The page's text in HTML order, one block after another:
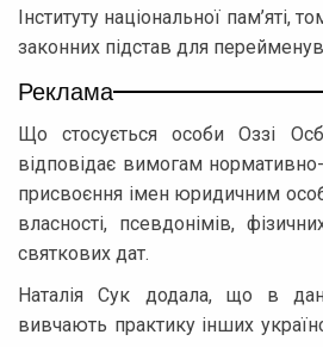
Інституту національної пам’яті,
законних підстав для
Реклама
Що стосується особи Оззі
відповідає вимогам
присвоєння імен юридичним
власності, псевдонімів,
святкових дат.
Наталія Сук додала, що в
вивчають практику інших